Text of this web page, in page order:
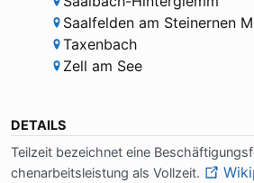
Saalfelden am Steinernen
Taxenbach
Zell am See
DETAILS
Teil­zeit be­zeich­net ei­ne
chen­ar­beits­lei­stung als Voll­zeit.